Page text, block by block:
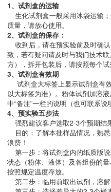
1、试剂盒的运输
生化试剂盒一般采用冰袋运输
质量，请放心使用。
2、试剂盒的保存：
收到后，请在预实验前及时确
致，若有疑问请及时与我们技术
方），拆开包装后，请按照每个试
3、试剂盒有效期
试剂盒大标签上显示试剂盒有
以大标签为准）。粉体试剂加溶
中“备注”一栏的说明（也可联系说
4、预实验五步法
强烈建议客户选取2-3个预期结
目的：了解本批样品情况，熟
浪费！
第一步：将试剂盒内的纸质版说
状态（粉体、液体）及各组份的
按照规定温度存放。
第二步：临用前取出试剂，溶解